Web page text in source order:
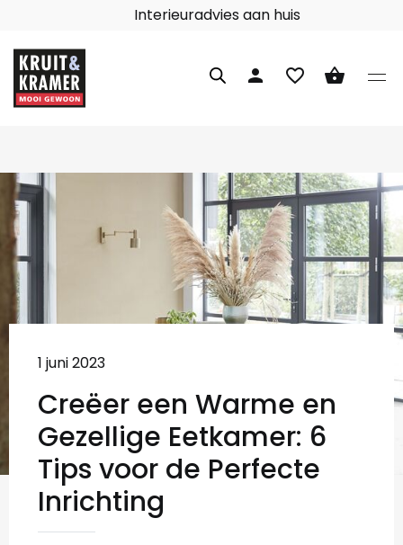
Interieuradvies aan huis
person favorite_border shopping_basket
1 juni 2023
Creëer een Warme en
Gezellige Eetkamer: 6
Tips voor de Perfecte
Inrichting